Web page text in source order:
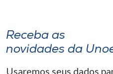
Receba as
novidades da
Usaremos seus dados